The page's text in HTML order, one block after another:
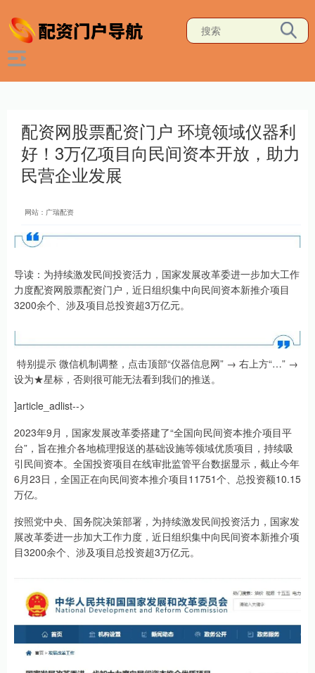
配资网股票配资门户 环境领域仪器利
好！3万亿项目向民间资本开放，助力
民营企业发展
网站：广瑞配资
导读：为持续激发民间投资活力，国家发展改革委进一步加大工作
力度配资网股票配资门户，近日组织集中向民间资本新推介项目
3200余个、涉及项目总投资超3万亿元。
特别提示 微信机制调整，点击顶部“仪器信息网” → 右上方“…” →
设为★星标，否则很可能无法看到我们的推送。
]article_adlist-->
2023年9月，国家发展改革委搭建了“全国向民间资本推介项目平
台”，旨在推介各地梳理报送的基础设施等领域优质项目，持续吸
引民间资本。全国投资项目在线审批监管平台数据显示，截止今年
6月23日，全国正在向民间资本推介项目11751个、总投资额10.15
万亿。
按照党中央、国务院决策部署，为持续激发民间投资活力，国家发
展改革委进一步加大工作力度，近日组织集中向民间资本新推介项
目3200余个、涉及项目总投资超3万亿元。